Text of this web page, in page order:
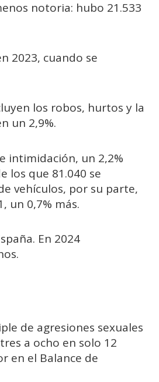
notoria: hubo 21.533
2023, cuando se
los robos, hurtos y la
un 2,9%.
intimidación, un 2,2%
los que 81.040 se
vehículos, por su parte,
un 0,7% más.
En 2024
de agresiones sexuales
a ocho en solo 12
en el Balance de